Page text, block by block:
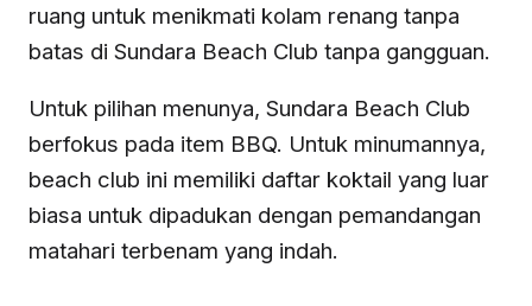
ruang untuk menikmati kolam renang tanpa
batas di Sundara Beach Club tanpa gangguan.
Untuk pilihan menunya, Sundara Beach Club
berfokus pada item BBQ. Untuk minumannya,
beach club ini memiliki daftar koktail yang luar
biasa untuk dipadukan dengan pemandangan
matahari terbenam yang indah.